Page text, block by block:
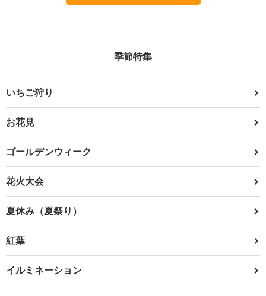
季節特集
いちご狩り
お花見
ゴールデンウィーク
花火大会
夏休み（夏祭り）
紅葉
イルミネーション